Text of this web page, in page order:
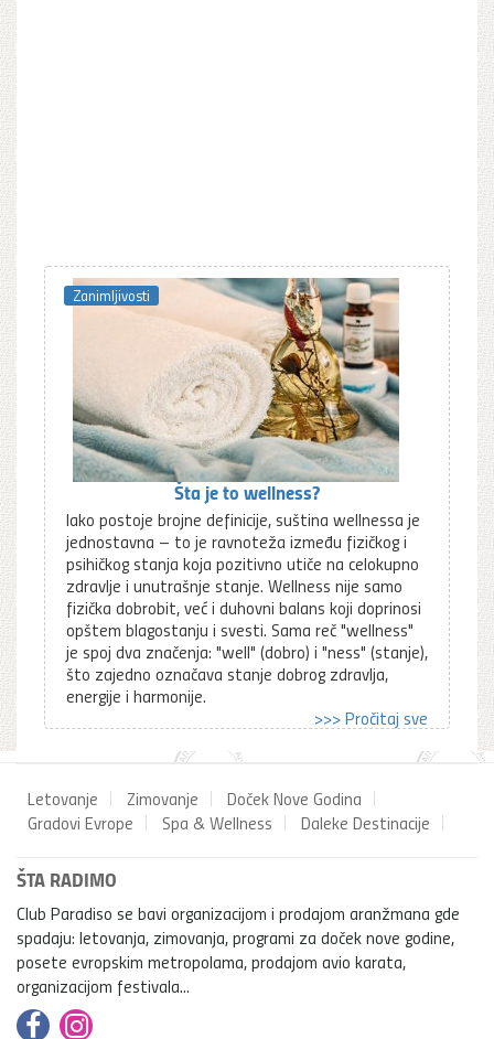
Zanimljivosti
Šta je to wellness?
Iako postoje brojne definicije, suština wellnessa je
jednostavna – to je ravnoteža između fizičkog i
psihičkog stanja koja pozitivno utiče na celokupno
zdravlje i unutrašnje stanje. Wellness nije samo
fizička dobrobit, već i duhovni balans koji doprinosi
opštem blagostanju i svesti. Sama reč "wellness"
je spoj dva značenja: "well" (dobro) i "ness" (stanje),
što zajedno označava stanje dobrog zdravlja,
energije i harmonije.
>>> Pročitaj sve
Letovanje Zimovanje
Doček Nove Godina
Gradovi Evrope
Spa & Wellness Daleke Destinacije
ŠTA RADIMO
Club Paradiso se bavi organizacijom i prodajom aranžmana gde
spadaju: letovanja, zimovanja, programi za doček nove godine,
posete evropskim metropolama, prodajom avio karata,
organizacijom festivala...